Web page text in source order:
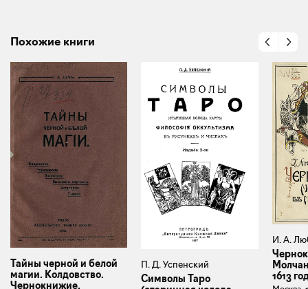
Похожие книги
Тайны черной и белой
магии. Колдовство.
Чернокнижие.
П. Д. Успенский
Символы Таро
И. А.
1613